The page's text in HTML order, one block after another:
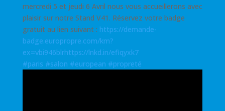
mercredi 5 et jeudi 6 Avril nous vous accueillerons avec
plaisir sur notre Stand V41. Réservez votre badge
gratuit au lien suivant : https://demande-
badge.europropre.com/km?
ex=vbi946blrhttps://lnkd.in/efiqyxk7
#paris #salon #european #propreté